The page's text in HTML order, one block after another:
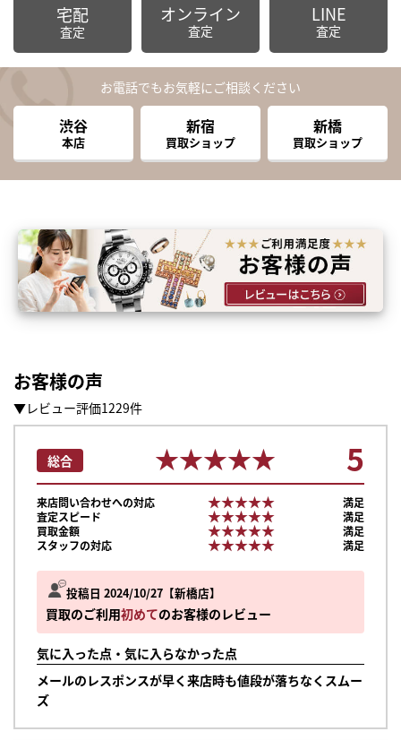
宅配
査定
オンライン
査定
LINE
査定
お電話でもお気軽にご相談ください
渋谷
本店
新宿
買取ショップ
新橋
買取ショップ
お客様の声
▼レビュー評価1229件
投稿日 2024/10/27 新橋店
買取のご利用初めてのお客様のレビュー
気に入った点・気に入らなかった点
メールのレスポンスが早く来店時も値段が落ちなくスムー
ズ
総合 ★★★★★
★★★★★ 5
来店問い合わせへの対応 ★★★★★
★★★★★
満足
査定スピード
★★★★★
★★★★★
満足
買取金額
★★★★★
★★★★★
満足
スタッフの対応
★★★★★
★★★★★ 満足